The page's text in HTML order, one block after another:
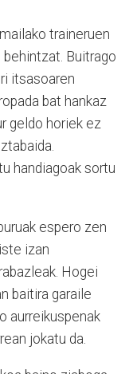
traineruen
behintzat. Buitrago
itsasoaren
bat hankaz
geldo horiek ez
handiagoak sortu
espero zen
izan
Hogei
baitira garaile
aurreikuspenak
jokatu da.